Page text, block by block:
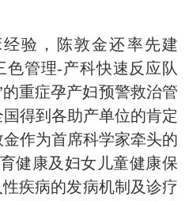
，陈敦金还率先建
色管理-产科快速反应队
重症孕产妇预警救治管
得到各助产单位的肯定
作为首席科学家牵头的
健康及妇女儿童健康保
疾病的发病机制及诊疗